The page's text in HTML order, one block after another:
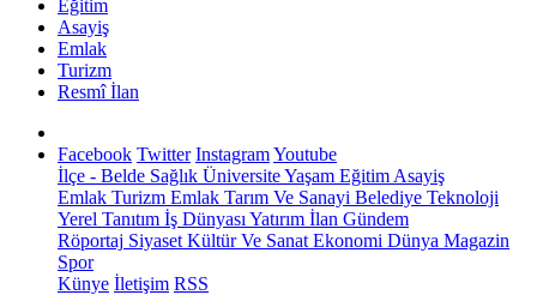
Eğitim
Asayiş
Emlak
Turizm
Resmî İlan
Facebook Twitter InstagramYoutube
İlçe - Belde Sağlık ÜniversiteYaşam Eğitim Asayiş
Emlak Turizm Emlak Tarım Ve Sanayi Belediye Teknoloji
Yerel Tanıtım İş Dünyası Yatırım İlan Gündem
Röportaj Siyaset Kültür Ve Sanat Ekonomi Dünya Magazin
Spor
Künye İletişim RSS